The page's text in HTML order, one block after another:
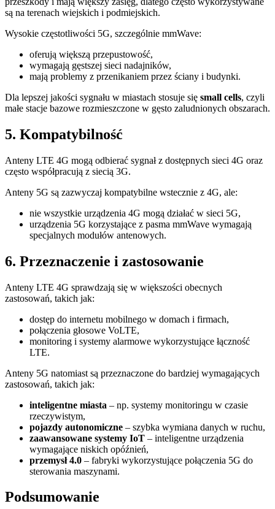
są na terenach wiejskich i podmiejskich.
Wysokie częstotliwości 5G, szczególnie mmWave:
oferują większą przepustowość,
wymagają gęstszej sieci nadajników,
mają problemy z przenikaniem przez ściany i budynki.
Dla lepszej jakości sygnału w miastach stosuje się small cells, czyli
małe stacje bazowe rozmieszczone w gęsto zaludnionych obszarach.
5. Kompatybilność
Anteny LTE 4G mogą odbierać sygnał z dostępnych sieci 4G oraz
często współpracują z siecią 3G.
Anteny 5G są zazwyczaj kompatybilne wstecznie z 4G, ale:
nie wszystkie urządzenia 4G mogą działać w sieci 5G,
urządzenia 5G korzystające z pasma mmWave wymagają
specjalnych modułów antenowych.
6. Przeznaczenie i zastosowanie
Anteny LTE 4G sprawdzają się w większości obecnych
zastosowań, takich jak:
dostęp do internetu mobilnego w domach i firmach,
połączenia głosowe VoLTE,
monitoring i systemy alarmowe wykorzystujące łączność
LTE.
Anteny 5G natomiast są przeznaczone do bardziej wymagających
zastosowań, takich jak:
inteligentne miasta – np. systemy monitoringu w czasie
rzeczywistym,
pojazdy autonomiczne – szybka wymiana danych w ruchu,
zaawansowane systemy IoT – inteligentne urządzenia
wymagające niskich opóźnień,
przemysł 4.0 – fabryki wykorzystujące połączenia 5G do
sterowania maszynami.
Podsumowanie